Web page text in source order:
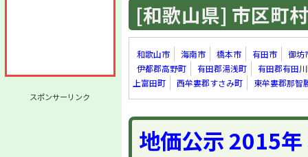
スポンサーリンク
[和歌山県] 市区町
和歌山市 海南市 橋本市 有田市
御坊
伊都郡高野町
有田郡湯浅町
有田郡有田
上富田町
西牟婁郡すさみ町 東牟婁郡那智
地価公示 2015